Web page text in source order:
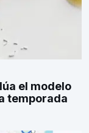
el modelo
temporada